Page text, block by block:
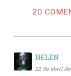
20
HELEN
22 de abril de